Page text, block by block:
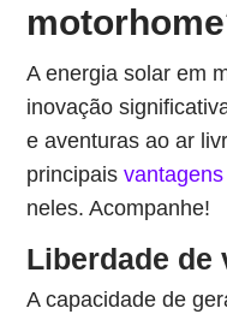
A energia solar em
inovação
e aventuras ao ar
principaisvantagens
neles. Acompanhe!
Liberdade de
A capacidade de